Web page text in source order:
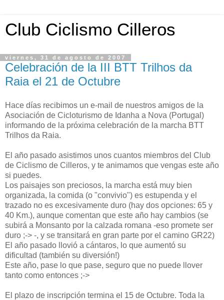
Club Ciclismo Cilleros
viernes, 31 de agosto de 2007
Celebración de la III BTT Trilhos da
Raia el 21 de Octubre
Hace días recibimos un e-mail de nuestros amigos de la
Asociación de Cicloturismo de Idanha a Nova (Portugal)
informando de la próxima celebración de la marcha BTT
Trilhos da Raia.
El año pasado asistimos unos cuantos miembros del Club
de Ciclismo de Cilleros, y te animamos que vengas este año
si puedes.
Los paisajes son preciosos, la marcha está muy bien
organizada, la comida (o "convivio") es estupenda y el
trazado no es excesivamente duro (hay dos opciones: 65 y
40 Km.), aunque comentan que este año hay cambios (se
subirá a Monsanto por la calzada romana -eso promete ser
duro ;-> -, y se transitará en gran parte por el camino GR22)
El año pasado llovió a cántaros, lo que aumentó su
dificultad (también su diversión!)
Este año, pase lo que pase, seguro que no puede llover
tanto como entonces ;->
El plazo de inscripción termina el 15 de Octubre. Toda la